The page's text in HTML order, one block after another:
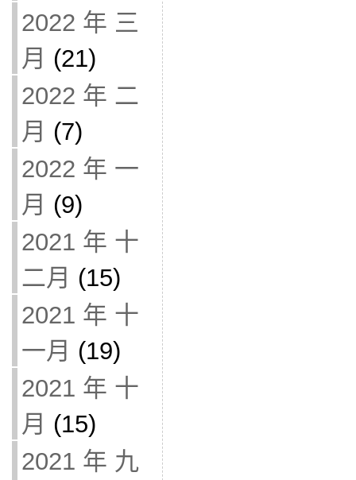
2022 年 三
月 (21)
2022 年 二
月 (7)
2022 年 一
月 (9)
2021 年 十
二月 (15)
2021 年 十
一月 (19)
2021 年 十
月 (15)
2021 年 九